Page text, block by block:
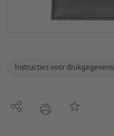
Instructies voor drukgegevens
Delen afdrukkenOp de lijst